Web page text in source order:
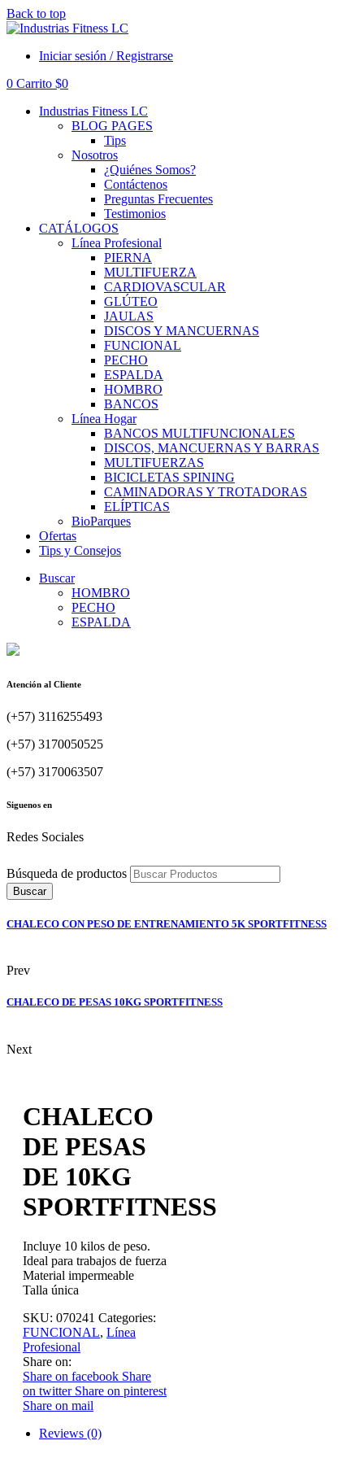
Back to top
Iniciar sesión / Registrarse
0 Carrito $0
Industrias Fitness LC
BLOG PAGES
Tips
Nosotros
¿Quiénes Somos?
Contáctenos
Preguntas Frecuentes
Testimonios
CATÁLOGOS
Línea Profesional
PIERNA
MULTIFUERZA
CARDIOVASCULAR
GLÚTEO
JAULAS
DISCOS Y MANCUERNAS
FUNCIONAL
PECHO
ESPALDA
HOMBRO
BANCOS
Línea Hogar
BANCOS MULTIFUNCIONALES
DISCOS, MANCUERNAS Y BARRAS
MULTIFUERZAS
BICICLETAS SPINING
CAMINADORAS Y TROTADORAS
ELÍPTICAS
BioParques
Ofertas
Tips y Consejos
Buscar
HOMBRO
PECHO
ESPALDA
Atención al Cliente
(+57) 3116255493
(+57) 3170050525
(+57) 3170063507
Siguenos en
Redes Sociales
Búsqueda de productos
Buscar
CHALECO CON PESO DE ENTRENAMIENTO 5K SPORTFITNESS
Prev
CHALECO DE PESAS 10KG SPORTFITNESS
Next
CHALECO
DE PESAS
DE 10KG
SPORTFITNESS
Incluye 10 kilos de peso.
Ideal para trabajos de fuerza
Material impermeable
Talla única
SKU: 070241 Categories:
FUNCIONAL, Línea
Profesional
Share on:
Share on facebook Share
on twitter Share on pinterest
Share on mail
Reviews (0)